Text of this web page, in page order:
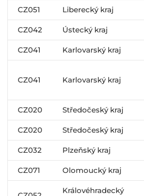
CZ051 Liberecký kraj
CZ042 Ústecký kraj
CZ041 Karlovarský kraj
CZ041 Karlovarský kraj
CZ020 Středočeský kraj
CZ020 Středočeský kraj
CZ032 Plzeňský kraj
CZ071 Olomoucký kraj
Královéhradecký